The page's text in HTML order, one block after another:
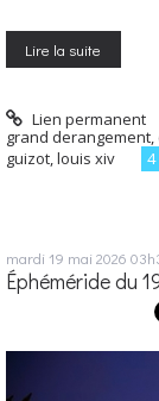
Lire la suite
Lien permanent
grand derangement,
guizot,louis xiv 4
mardi 19 mai 2026
Éphéméride du